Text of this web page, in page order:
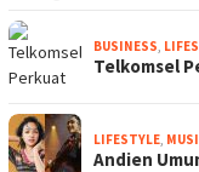
BUSINESS,
Telkomsel
LIFESTYLE,
Andien